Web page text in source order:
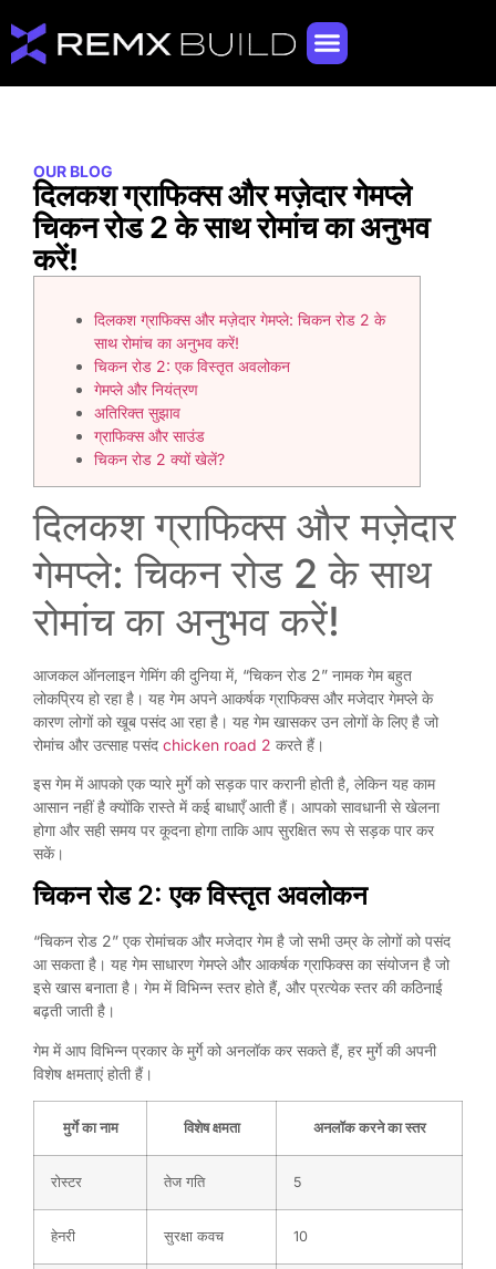
OUR BLOG
दिलकश ग्राफिक्स और मज़ेदार गेमप्ले
चिकन रोड 2 के साथ रोमांच का अनुभव
करें!
दिलकश ग्राफिक्स और मज़ेदार गेमप्ले: चिकन रोड 2 के
साथ रोमांच का अनुभव करें!
चिकन रोड 2: एक विस्तृत अवलोकन
गेमप्ले और नियंत्रण
अतिरिक्त सुझाव
ग्राफिक्स और साउंड
चिकन रोड 2 क्यों खेलें?
दिलकश ग्राफिक्स और मज़ेदार
गेमप्ले: चिकन रोड 2 के साथ
रोमांच का अनुभव करें!
आजकल ऑनलाइन गेमिंग की दुनिया में, “चिकन रोड 2” नामक गेम बहुत
लोकप्रिय हो रहा है। यह गेम अपने आकर्षक ग्राफिक्स और मजेदार गेमप्ले के
कारण लोगों को खूब पसंद आ रहा है। यह गेम खासकर उन लोगों के लिए है जो
रोमांच और उत्साह पसंद chicken road 2 करते हैं।
इस गेम में आपको एक प्यारे मुर्गे को सड़क पार करानी होती है, लेकिन यह काम
आसान नहीं है क्योंकि रास्ते में कई बाधाएँ आती हैं। आपको सावधानी से खेलना
होगा और सही समय पर कूदना होगा ताकि आप सुरक्षित रूप से सड़क पार कर
सकें।
चिकन रोड 2: एक विस्तृत अवलोकन
“चिकन रोड 2” एक रोमांचक और मजेदार गेम है जो सभी उम्र के लोगों को पसंद
आ सकता है। यह गेम साधारण गेमप्ले और आकर्षक ग्राफिक्स का संयोजन है जो
इसे खास बनाता है। गेम में विभिन्न स्तर होते हैं, और प्रत्येक स्तर की कठिनाई
बढ़ती जाती है।
गेम में आप विभिन्न प्रकार के मुर्गे को अनलॉक कर सकते हैं, हर मुर्गे की अपनी
विशेष क्षमताएं होती हैं।
मुर्गे का नाम विशेष क्षमता अनलॉक करने का स्तर
रोस्टर तेज गति 5
हेनरी सुरक्षा कवच 10